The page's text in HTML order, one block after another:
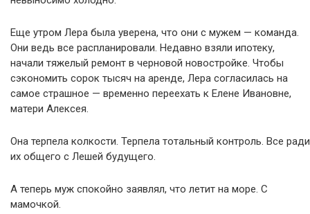
Еще утром Лера была уверена, что они с мужем — команда.
Они ведь все распланировали. Недавно взяли ипотеку,
начали тяжелый ремонт в черновой новостройке. Чтобы
сэкономить сорок тысяч на аренде, Лера согласилась на
самое страшное — временно переехать к Елене Ивановне,
матери Алексея.
Она терпела колкости. Терпела тотальный контроль. Все ради
их общего с Лешей будущего.
А теперь муж спокойно заявлял, что летит на море. С
мамочкой.